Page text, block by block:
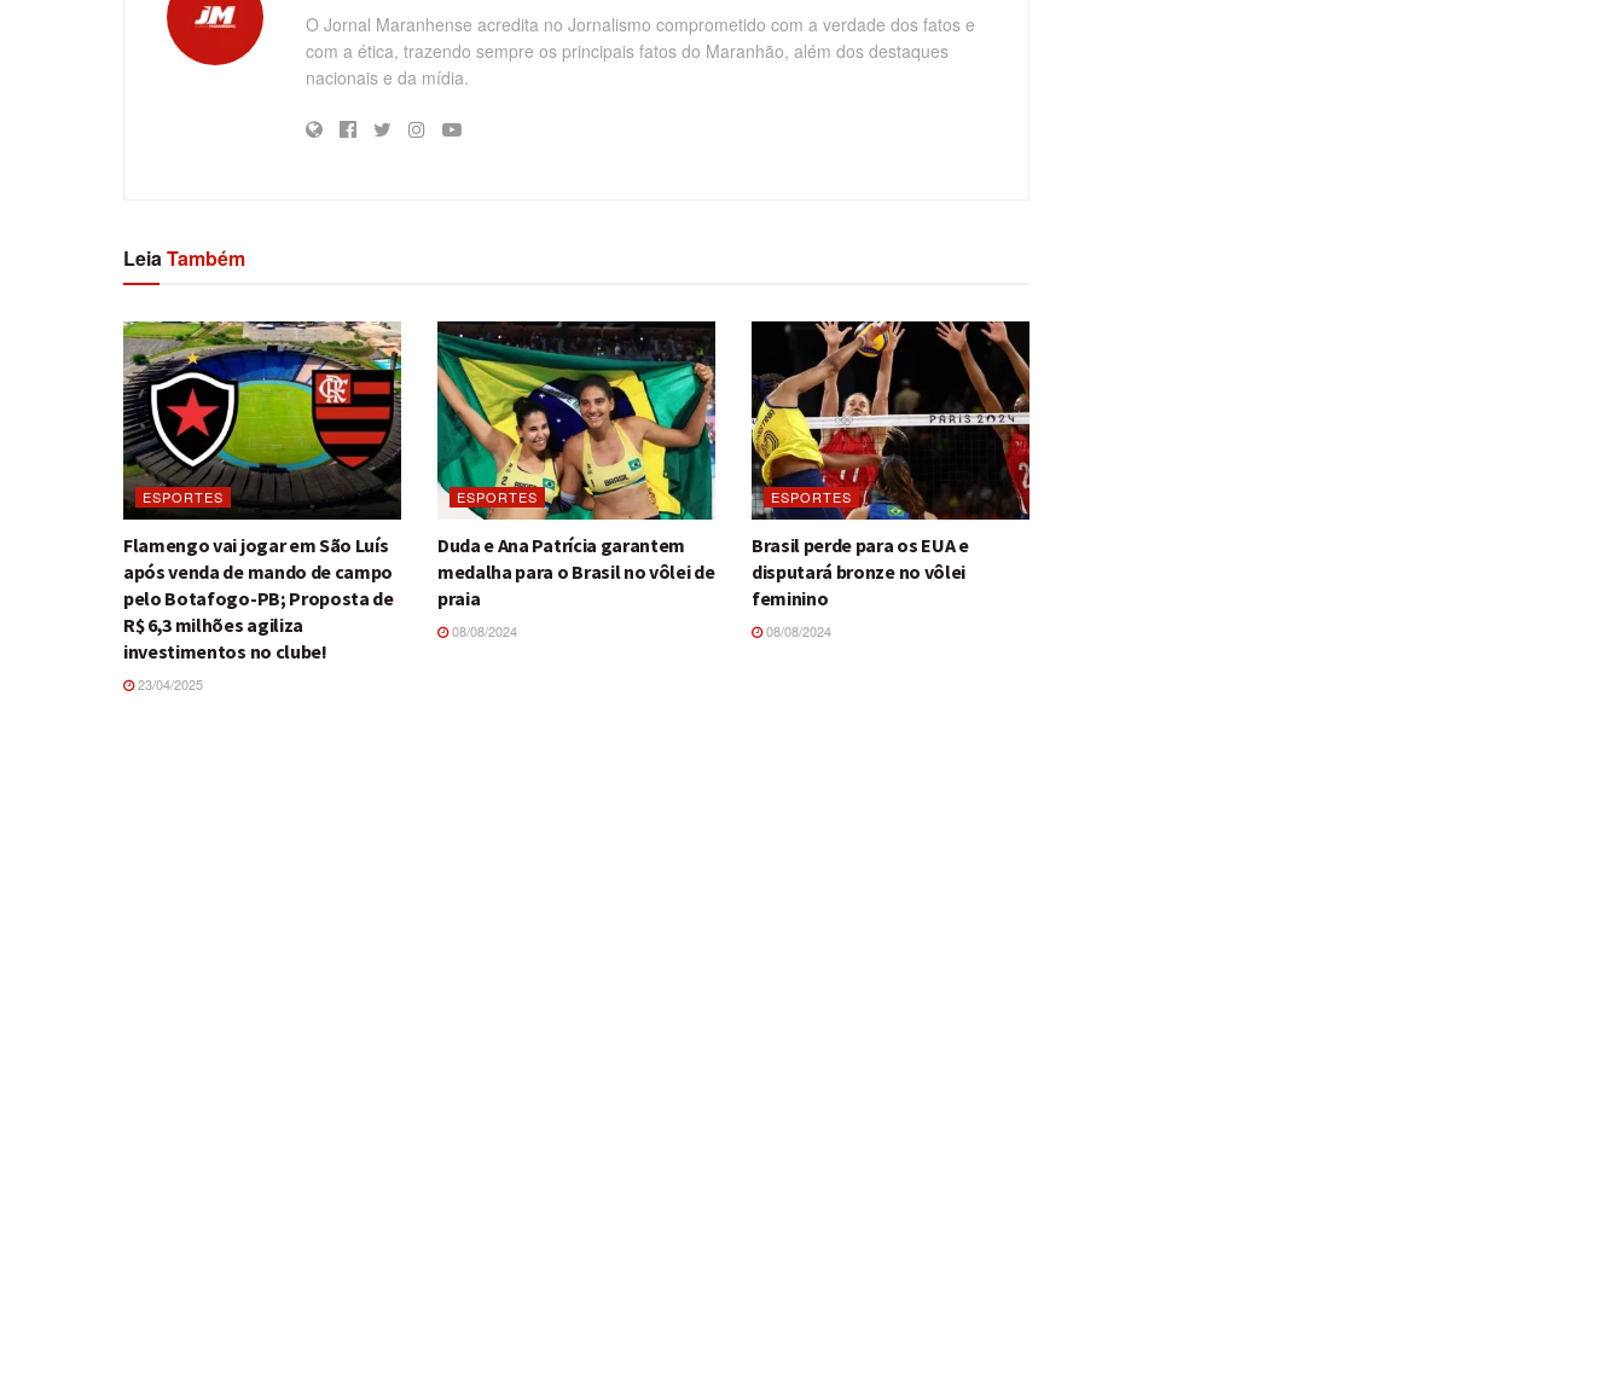
O Jornal Maranhense acredita no Jornalismo comprometido com a verdade dos fatos e
com a ética, trazendo sempre os principais fatos do Maranhão, além dos destaques
nacionais e da mídia.
LeiaTambém
ESPORTES
Flamengo vai jogar em São Luís
após venda de mando de campo
pelo Botafogo-PB; Proposta de
R$ 6,3 milhões agiliza
investimentos no clube!
23/04/2025
ESPORTES
Duda e Ana Patrícia garantem
medalha para o Brasil no vôlei de
praia
08/08/2024
ESPORTES
Brasil perde para os EUA e
disputará bronze no vôlei
feminino
08/08/2024